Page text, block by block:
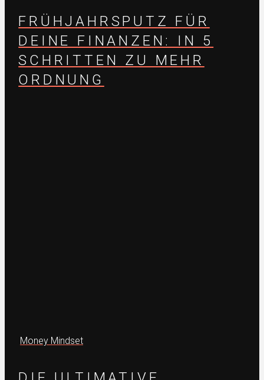
FRÜHJAHRSPUTZ FÜR
DEINE FINANZEN: IN 5
SCHRITTEN ZU MEHR
ORDNUNG
Money Mindset